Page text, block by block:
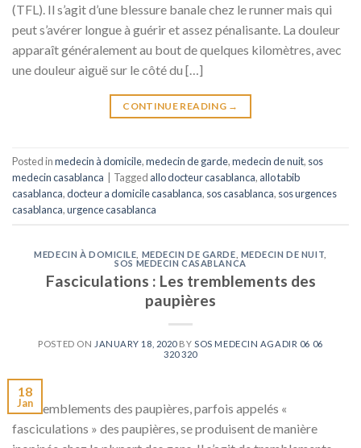
(TFL). Il s’agit d’une blessure banale chez le runner mais qui
peut s’avérer longue à guérir et assez pénalisante. La douleur
apparaît généralement au bout de quelques kilomètres, avec
une douleur aiguë sur le côté du […]
CONTINUE READING →
Posted inmedecin à domicile,medecin de garde,medecin de nuit, sos
medecin casablanca
Tagged allo docteur casablanca, allo tabib
casablanca,docteur a domicile casablanca, sos casablanca, sos urgences
casablanca,urgence casablanca
MEDECIN À DOMICILE MEDECIN DE GARDE MEDECIN DE NUIT
SOS MEDECIN CASABLANCA
Fasciculations : Les tremblements des
paupières
POSTED ON JANUARY 18, 2020BYSOS MEDECIN AGADIR 06 06
320 320
18
Jan
Les tremblements des paupières, parfois appelés «
fasciculations » des paupières, se produisent de manière